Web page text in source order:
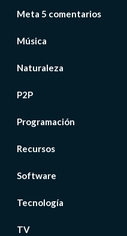
Meta 5 comentarios
Música
Naturaleza
P2P
Programación
Recursos
Software
Tecnología
TV